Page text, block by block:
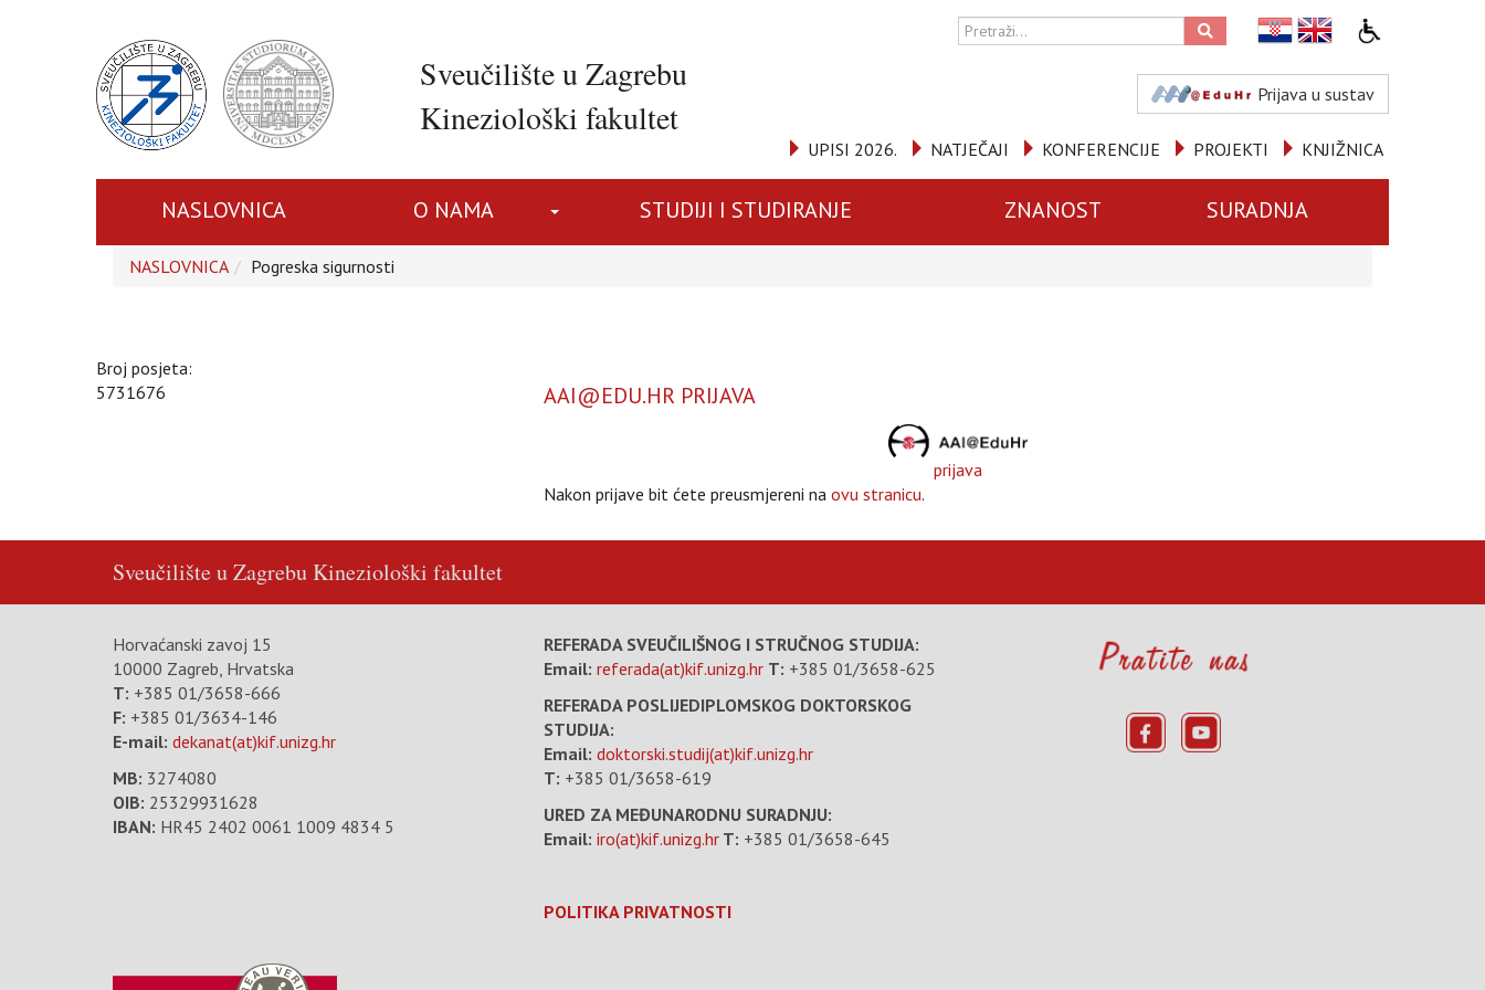
Sveučilište u Zagrebu
Kineziološki fakultet
Prijava u sustav
KNJIŽNICA
PROJEKTI
KONFERENCIJE
NATJEČAJI
UPISI 2026.
NASLOVNICA O NAMA STUDIJI I STUDIRANJE ZNANOST SURADNJA
NASLOVNICA Pogreska sigurnosti
Broj posjeta:
5731676
AAI@EDU.HR PRIJAVA
prijava
Nakon prijave bit ćete preusmjereni na ovu stranicu.
Sveučilište u ZagrebuKineziološki fakultet
Horvaćanski zavoj 15
10000 Zagreb, Hrvatska
T: +385 01/3658-666
F: +385 01/3634-146
E-mail: dekanat(at)kif.unizg.hr
MB: 3274080
OIB: 25329931628
IBAN: HR45 2402 0061 1009 4834 5
REFERADA SVEUČILIŠNOG I STRUČNOG STUDIJA:
Email: referada(at)kif.unizg.hr T: +385 01/3658-625
REFERADA POSLIJEDIPLOMSKOG DOKTORSKOG
STUDIJA:
Email: doktorski.studij(at)kif.unizg.hr
T: +385 01/3658-619
URED ZA MEĐUNARODNU SURADNJU:
Email: iro(at)kif.unizg.hr T: +385 01/3658-645
POLITIKA PRIVATNOSTI